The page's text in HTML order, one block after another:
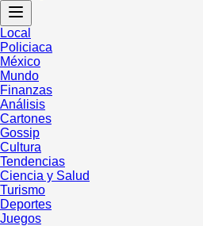
Local
Policiaca
México
Mundo
Finanzas
Análisis
Cartones
Gossip
Cultura
Tendencias
Ciencia y Salud
Turismo
Deportes
Juegos